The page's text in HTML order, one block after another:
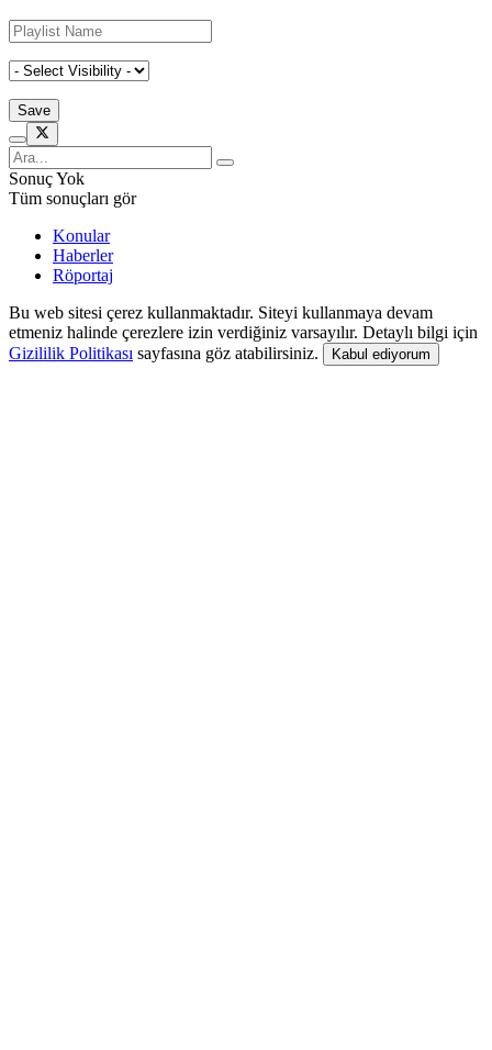
Sonuç Yok
Tüm sonuçları gör
Konular
Haberler
Röportaj
Bu web sitesi çerez kullanmaktadır. Siteyi kullanmaya devam
etmeniz halinde çerezlere izin verdiğiniz varsayılır. Detaylı bilgi için
Gizililik Politikası sayfasına göz atabilirsiniz. Kabul ediyorum